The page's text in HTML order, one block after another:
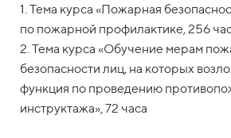
1. Тема курса «Пожарная
по пожарной профилактике, 256
2. Тема курса «Обучение мерам
безопасности лиц, на которых
функция по проведению
инструктажа», 72 часа